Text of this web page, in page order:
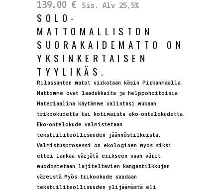
139.00 € Sis. Alv 25,5%
SOLO-
MATTOMALLISTON
SUORAKAIDEMATTO ON
YKSINKERTAISEN
TYYLIKÄS.
Rilassanten matot virkataan käsin Pirkanmaalla.
Mattomme ovat laadukkaita ja helppohoitoisia.
Materiaalina käytämme valintasi mukaan
trikookudetta tai kotimaista eko-ontelokudetta.
Eko-ontelokude valmistetaan
tekstiiliteollisuuden jäännöstilkuista.
Valmistusprosessi on ekologinen myös siksi
ettei lankaa värjätä erikseen vaan värit
muodostetaan lajiteltavien kangastilkkujen
väreistä.Myös trikookude saadaan
tekstiiliteollisuuden ylijäämästä eli